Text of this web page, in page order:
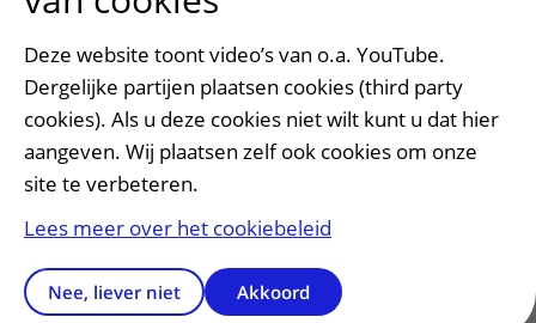
Onderwijs en onderzoek
Onze opleidingen
De Nieuwe Utrechtse School
Stage en opleidingsplaatsen
Research
Strategic programs
Research groups
Research technologies
Deze website toont video’s van o.a. YouTube.
Dergelijke partijen plaatsen cookies (third party
cookies). Als u deze cookies niet wilt kunt u dat hier
aangeven. Wij plaatsen zelf ook cookies om onze
site te verbeteren.
Lees meer over het cookiebeleid
Nee, liever niet Akkoord